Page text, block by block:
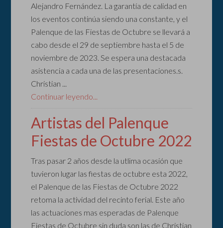
Alejandro Fernández. La garantía de calidad en
los eventos continúa siendo una constante, y el
Palenque de las Fiestas de Octubre se llevará a
cabo desde el 29 de septiembre hasta el 5 de
noviembre de 2023. Se espera una destacada
asistencia a cada una de las presentaciones.s.
Christian ...
Continuar leyendo...
Artistas del Palenque
Fiestas de Octubre 2022
Tras pasar 2 años desde la utlima ocasión que
tuvieron lugar las fiestas de octubre esta 2022,
el Palenque de las Fiestas de Octubre 2022
retoma la actividad del recinto ferial. Este año
las actuaciones mas esperadas de Palenque
Fiestas de Octubre sin duda son las de Christian